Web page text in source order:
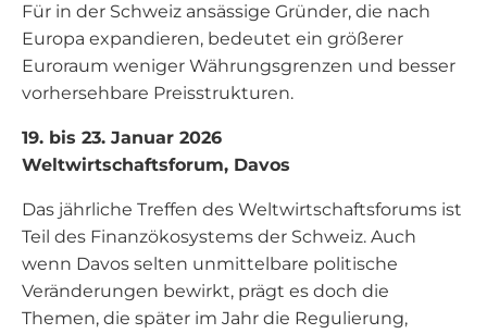
Für in der Schweiz ansässige Gründer, die nach
Europa expandieren, bedeutet ein größerer
Euroraum weniger Währungsgrenzen und besser
vorhersehbare Preisstrukturen.
19. bis 23. Januar 2026
Weltwirtschaftsforum, Davos
Das jährliche Treffen des Weltwirtschaftsforums ist
Teil des Finanzökosystems der Schweiz. Auch
wenn Davos selten unmittelbare politische
Veränderungen bewirkt, prägt es doch die
Themen, die später im Jahr die Regulierung,